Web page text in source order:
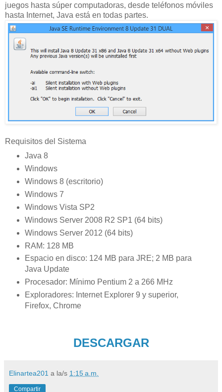
juegos hasta súper computadoras, desde teléfonos móviles
hasta Internet, Java está en todas partes.
Requisitos del Sistema
Java 8
Windows
Windows 8 (escritorio)
Windows 7
Windows Vista SP2
Windows Server 2008 R2 SP1 (64 bits)
Windows Server 2012 (64 bits)
RAM: 128 MB
Espacio en disco: 124 MB para JRE; 2 MB para
Java Update
Procesador: Mínimo Pentium 2 a 266 MHz
Exploradores: Internet Explorer 9 y superior,
Firefox, Chrome
DESCARGAR
Elinartea201 a la/s 1:15 a.m.
Compartir